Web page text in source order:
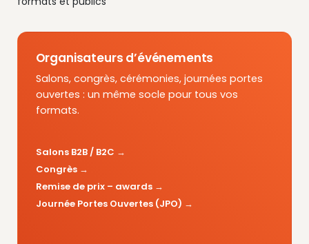
Organisateurs d’événements
Salons, congrès, cérémonies, journées portes
ouvertes : un même socle pour tous vos
formats.
Salons B2B / B2C
Congrès
Remise de prix – awards
Journée Portes Ouvertes (JPO)